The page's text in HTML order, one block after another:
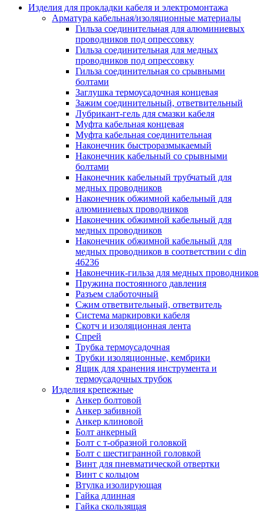
монтажные
Деталь крепежная для несущих и и
профильных реек
Зажим для крышки системы
поддержки кабелей
Кронштейн для кабельного лотка
Крышка для кабельных лотков
лотков
Лоток кабельный лестничный
Лоток кабельный листовой
Лоток кабельный проволочный
Настенный и потолочный
для кабельного лотка
Несущий профиль
лотков
Ответвление т-образное для
лотков
Пластина монтажная для
лотка
Потолочный кронштейн для
прокладки кабеля
Потолочный профиль для
Разделитель для лотка
Рейки профильные
несущие
Секция угловая для кабельных
Соединитель для кабельных
Каналы настенного и потолочного
Зажим кабельный для кабель-
Кабель-канал
Кабель-канал напольный
Кабель-канал настенный
Коробка монтажная для
кабель-канала
Коробка распределительная для
кабель-каналов
Крышка для настенного кабель-
Панель лицевая для настенного
канала
Перегородка разделительная для
настенного кабель-канала
Переходник для кабель-канала
Поворот для кабель-канала
Поворот для настенного кабель-
Изделия для прокладки кабеля и электромонтажа
Арматура кабельная/изоляционные материалы
Гильза соединительная для алюминиевых
проводников под опрессовку
Гильза соединительная для медных
проводников под опрессовку
Гильза соединительная со срывными
болтами
Заглушка термоусадочная концевая
Зажим соединительный, ответвительный
Лубрикант-гель для смазки кабеля
Муфта кабельная концевая
Муфта кабельная соединительная
Наконечник быстроразмыкаемый
Наконечник кабельный со срывными
болтами
Наконечник кабельный трубчатый для
медных проводников
Наконечник обжимной кабельный для
алюминиевых проводников
Наконечник обжимной кабельный для
медных проводников
Наконечник обжимной кабельный для
медных проводников в соответствии с din
46236
Наконечник-гильза для медных проводников
Пружина постоянного давления
Разъем слаботочный
Сжим ответвительный, ответвитель
Система маркировки кабеля
Скотч и изоляционная лента
Спрей
Трубка термоусадочная
Трубки изоляционные, кембрики
Ящик для хранения инструмента и
термоусадочных трубок
Изделия крепежные
Анкер болтовой
Анкер забивной
Анкер клиновой
Болт анкерный
Болт с т-образной головкой
Болт с шестигранной головкой
Винт для пневматической отвертки
Винт с кольцом
Втулка изолирующая
Гайка длинная
Гайка скользящая